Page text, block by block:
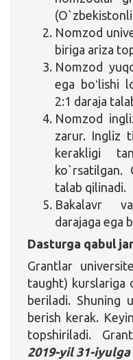
Nomzod
biriga ariza
Nomzod
ega boʻlishi
2:1 daraja
Nomzod
zarur. Ingliz
kerakligi
ko`rsatilgan.
talab qilinadi.
Bakalavr
darajaga ega
Dasturga qabul
Grantlar
taught) kurslariga
beriladi. Shuning
berish kerak.
topshiriladi.
2019-yil 31-